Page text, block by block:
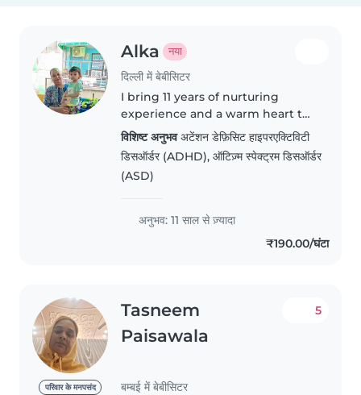
Alka नया
दिल्ली में बेबीसिटर
I bring 11 years of nurturing
experience and a warm heart to
every home I care for.
Comfortable caring for babies
through school-agers, I specialize
in supporting children with
विशिष्ट अनुभवअटेंशन डेफ़िसिट हाइपरएक्टिविटी
डिसऑर्डर (ADHD), ऑटिज़्म स्पेक्ट्रम डिसऑर्डर
(ASD)
अनुभव: 11 साल से ज़्यादा
₹190.00/घंटा
परिवार के मनपसंद
Tasneem
Paisawala
बम्बई में बेबीसिटर
5